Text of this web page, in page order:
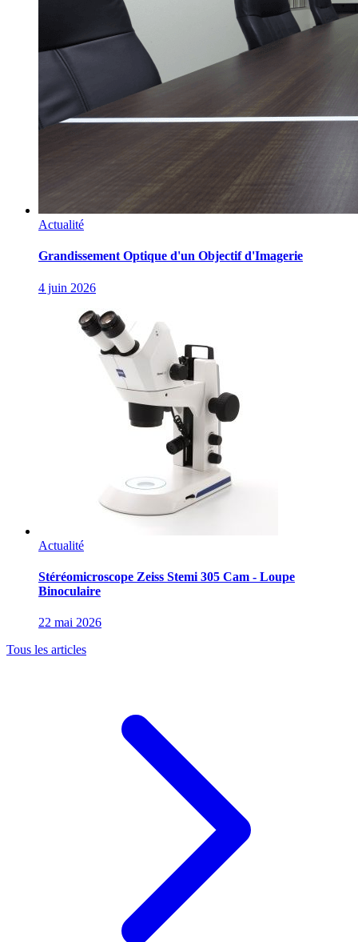
Actualité
Grandissement Optique d'un Objectif d'Imagerie
4 juin 2026
Actualité
Stéréomicroscope Zeiss Stemi 305 Cam - Loupe
Binoculaire
22 mai 2026
Tous les articles